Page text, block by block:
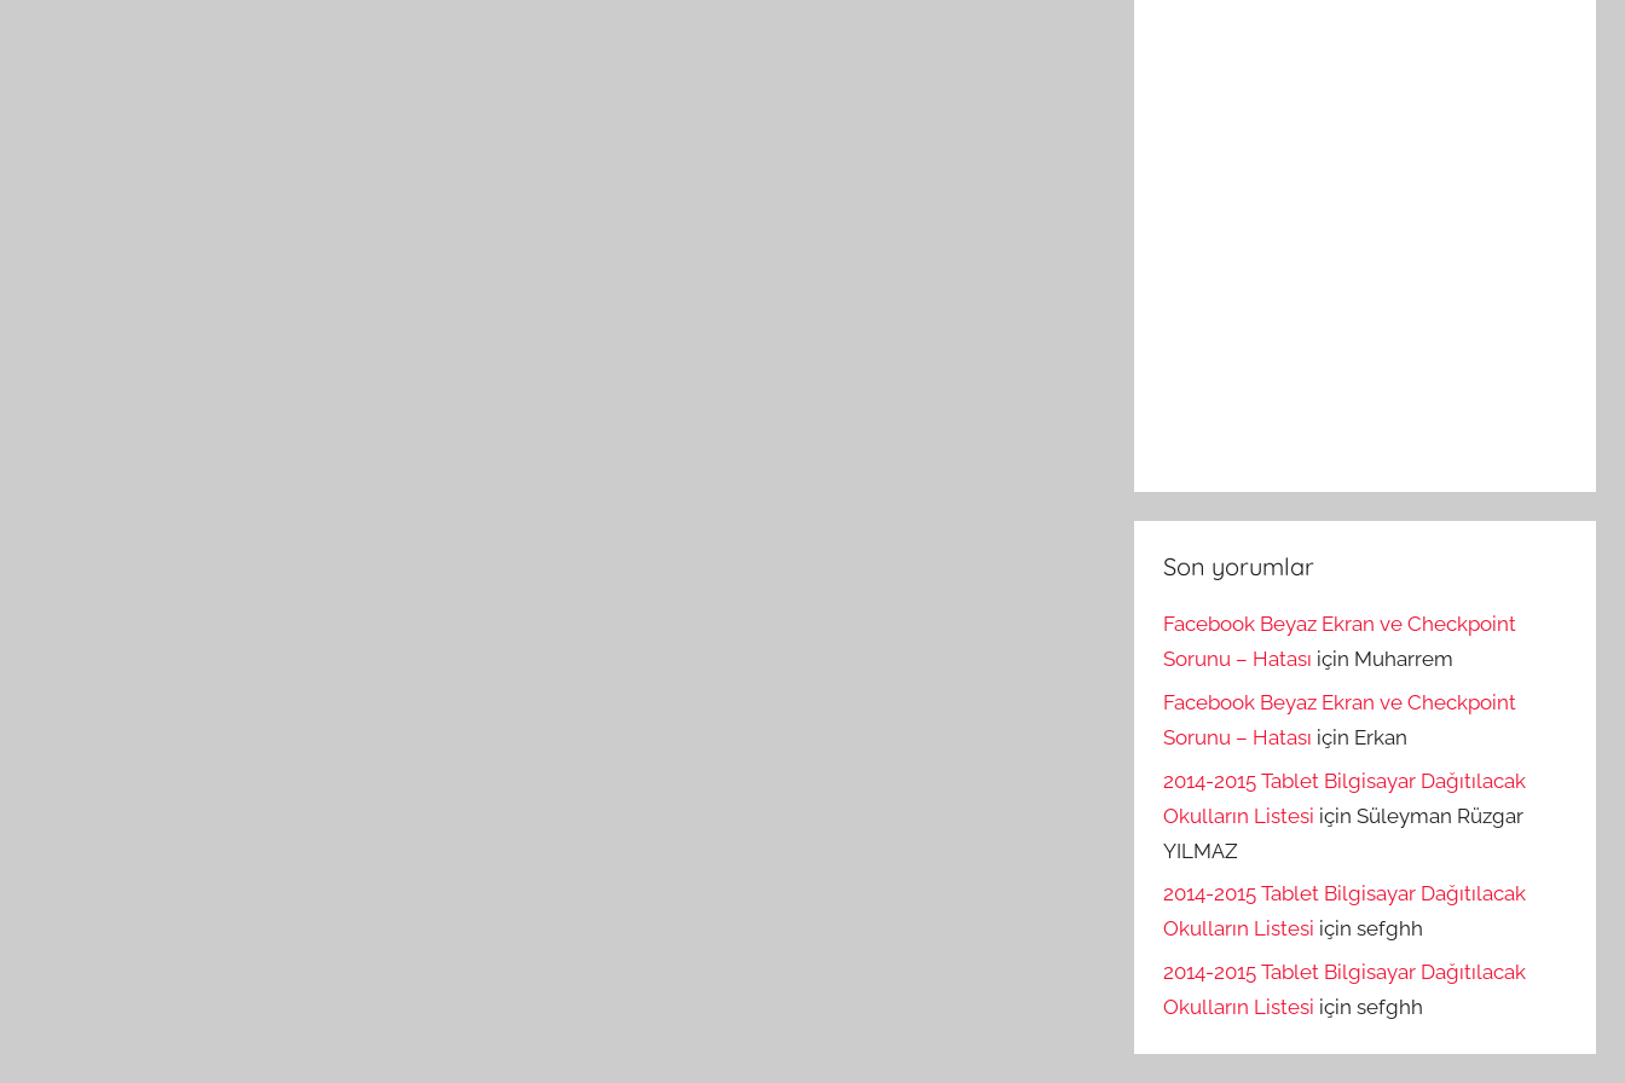
Son yorumlar
Facebook Beyaz Ekran ve Checkpoint
Sorunu – Hatası için Muharrem
Facebook Beyaz Ekran ve Checkpoint
Sorunu – Hatası için Erkan
2014-2015 Tablet Bilgisayar Dağıtılacak
Okulların Listesi içinSüleyman Rüzgar
YILMAZ
2014-2015 Tablet Bilgisayar Dağıtılacak
Okulların Listesi içinsefghh
2014-2015 Tablet Bilgisayar Dağıtılacak
Okulların Listesi içinsefghh